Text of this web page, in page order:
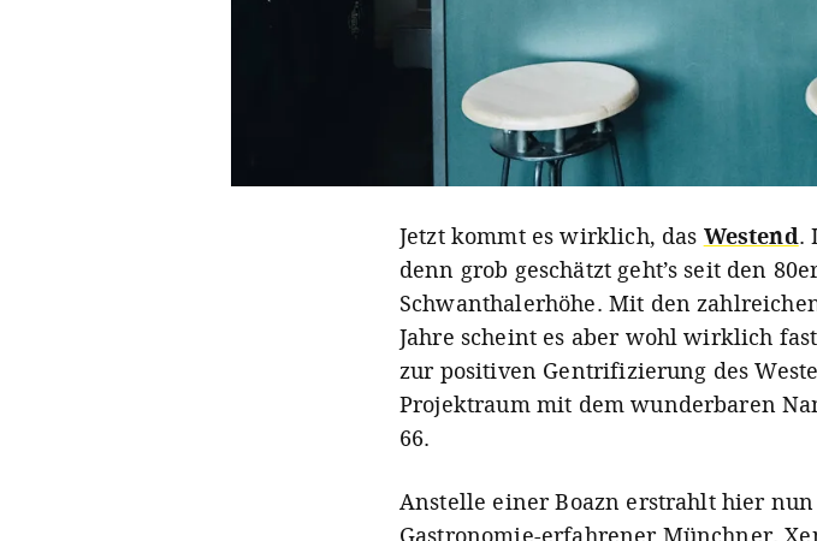
Jetzt kommt es wirklich, das Westend.
denn grob geschätzt geht’s seit den
Schwanthalerhöhe. Mit den
Jahre scheint es aber wohl wirklich
zur positiven Gentrifizierung des
Projektraum mit dem wunderbaren
66.
Anstelle einer Boazn erstrahlt hier